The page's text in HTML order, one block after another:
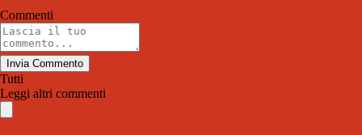
Commenti
Invia Commento
Tutti
Leggi altri commenti